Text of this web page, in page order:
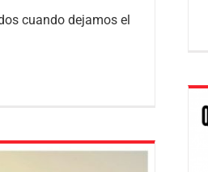
cuando dejamos el